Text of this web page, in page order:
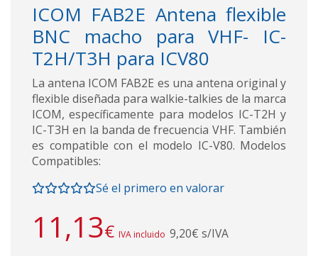
ICOM FAB2E Antena flexible
BNC macho para VHF- IC-
T2H/T3H para ICV80
La antena ICOM FAB2E es una antena original y
flexible diseñada para walkie-talkies de la marca
ICOM, específicamente para modelos IC-T2H y
IC-T3H en la banda de frecuencia VHF. También
es compatible con el modelo IC-V80. Modelos
Compatibles:
Sé el primero en valorar
11,13€ IVA incluido 9,20€ s/IVA